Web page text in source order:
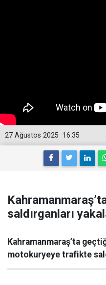
16:35
27 Ağustos 2025
saldırganları
Kahramanmaraş’ta
motokuryeye trafikte